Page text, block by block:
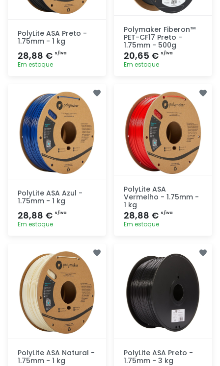
PolyLite ASA Preto -
1.75mm - 1 kg
28,88 € s/iva
Em estoque
rapidamente
Polymaker Fiberon™
PET-CF17 Preto -
1.75mm - 500g
20,65 € s/iva
Em estoque
rapidamente
PolyLite ASA Azul -
1.75mm - 1 kg
28,88 € s/iva
Em estoque
rapidamente
PolyLite ASA
Vermelho - 1.75mm -
1 kg
28,88 € s/iva
Em estoque
rapidamente
PolyLite ASA Natural -
1.75mm - 1 kg
PolyLite ASA Preto -
1.75mm - 3 kg